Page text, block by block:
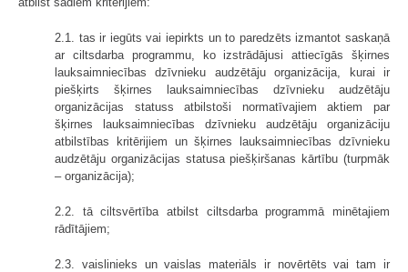
2.1. tas ir iegūts vai iepirkts un to paredzēts izmantot saskaņā
ar ciltsdarba programmu, ko izstrādājusi attiecīgās šķirnes
lauksaimniecības dzīvnieku audzētāju organizācija, kurai ir
piešķirts šķirnes lauksaimniecības dzīvnieku audzētāju
organizācijas statuss atbilstoši normatīvajiem aktiem par
šķirnes lauksaimniecības dzīvnieku audzētāju organizāciju
atbilstības kritērijiem un šķirnes lauksaimniecības dzīvnieku
audzētāju organizācijas statusa piešķiršanas kārtību (turpmāk
– organizācija);
2.2. tā ciltsvērtība atbilst ciltsdarba programmā minētajiem
rādītājiem;
2.3. vaislinieks un vaislas materiāls ir novērtēts vai tam ir